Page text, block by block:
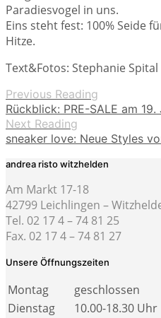
Paradiesvogel in uns.
Eins steht fest: 100% Seide
Hitze.
Text&Fotos: Stephanie Spital
Previous Reading
Rückblick: PRE-SALE am 19.
Next Reading
sneaker love: Neue Styles
andrea risto witzhelden
Am Markt 17-18
42799 Leichlingen –
Tel. 02 17 4 – 74 81 25
Fax. 02 17 4 – 74 81 27
Unsere Öffnungszeiten
Montag
geschlossen
Dienstag
10.00-18.30 Uhr